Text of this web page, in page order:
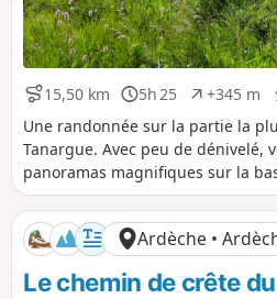
15,50 km
D
i
s
t
a
n
c
e
5h 25
D
u
r
é
e
+345 m
D
é
n
i
v
e
l
é
p
o
é
i
v
e
l
é
é
Une randonnée sur la partie la
Tanargue. Avec peu de dénivelé,
panoramas magnifiques sur la
Alpes et le plateau ardéchois. En
bénéficierez de la fraicheur de
portions ombragées.Ardèche •
Le chemin de crête